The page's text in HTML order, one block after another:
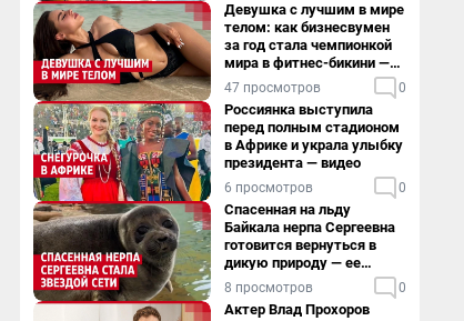
Девушка с лучшим в мире
телом: как бизнесвумен
за год стала чемпионкой
мира в фитнес-бикини —
видео
47 просмотров 0
Россиянка выступила
перед полным стадионом
в Африке и украла улыбку
президента — видео
6 просмотров 0
Спасенная на льду
Байкала нерпа Сергеевна
готовится вернуться в
дикую природу — ее
видеоистория
8 просмотров 0
Актер Влад Прохоров